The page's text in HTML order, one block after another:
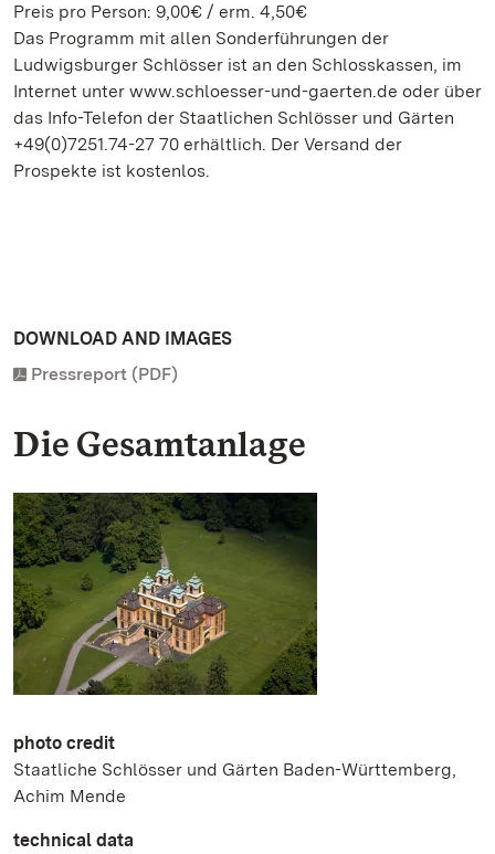
Preis pro Person: 9,00€ / erm. 4,50€
Das Programm mit allen Sonderführungen der
Ludwigsburger Schlösser ist an den Schlosskassen, im
Internet unter www.schloesser-und-gaerten.de oder über
das Info-Telefon der Staatlichen Schlösser und Gärten
+49(0)7251.74-27 70 erhältlich. Der Versand der
Prospekte ist kostenlos.
DOWNLOAD AND IMAGES
Pressreport (PDF)
Die Gesamtanlage
photo credit
Staatliche Schlösser und Gärten Baden-Württemberg,
Achim Mende
technical data